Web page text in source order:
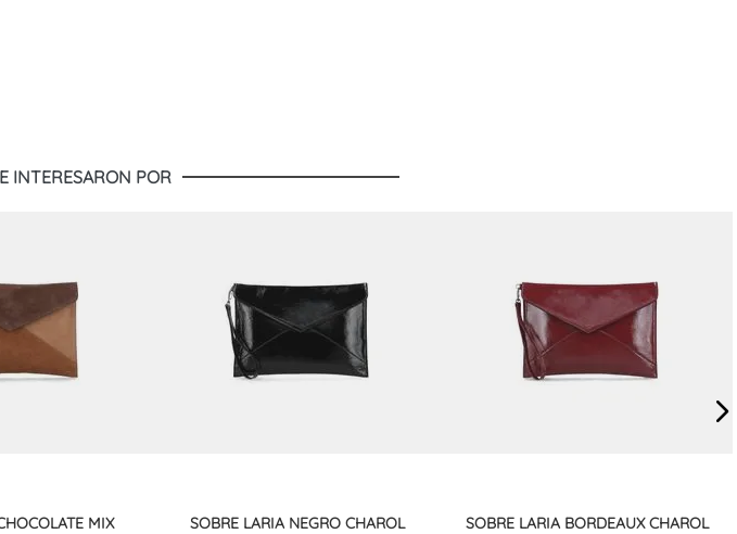
INTERESARON POR
MIX SOBRE LARIA NEGRO CHAROL SOBRE LARIA BORDEAUX CHAROL